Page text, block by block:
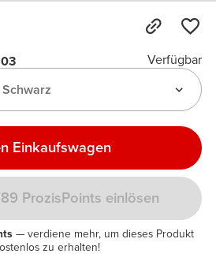
Verfügbar
Einkaufswagen
ProzisPoints einlösen
— verdiene mehr, um dieses Produkt
zu erhalten!